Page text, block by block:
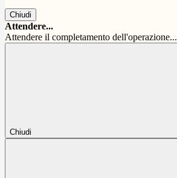
Chiudi
Attendere...
Attendere il completamento dell'operazione...
Chiudi